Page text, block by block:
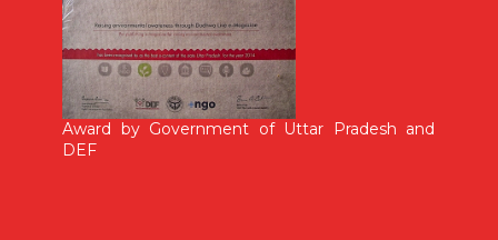
Award by Government of Uttar Pradesh and
DEF